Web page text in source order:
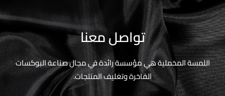
تواصل معنا
اللمسة المخملية هي مؤسسة رائدة في مجال صناعة البوكسات
الفاخرة وتغليف المنتجات.